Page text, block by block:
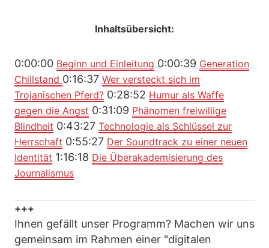
Inhaltsübersicht:
0:00:00 Beginn und Einleitung 0:00:39 Generation
Chillstand 0:16:37 Wer versteckt sich im
Trojanischen Pferd? 0:28:52 Humur als Waffe
gegen die Angst 0:31:09 Phänomen freiwillige
Blindheit 0:43:27 Technologie als Schlüssel zur
Herrschaft 0:55:27 Der Soundtrack zu einer neuen
Identität 1:16:18 Die Überakademisierung des
Journalismus
+++
Ihnen gefällt unser Programm? Machen wir uns
gemeinsam im Rahmen einer "digitalen